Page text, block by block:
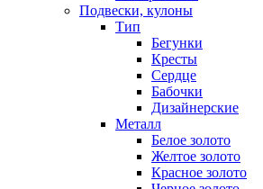
Подвески, кулоны
Тип
Бегунки
Кресты
Сердце
Бабочки
Дизайнерские
Металл
Белое золото
Желтое золото
Красное золото